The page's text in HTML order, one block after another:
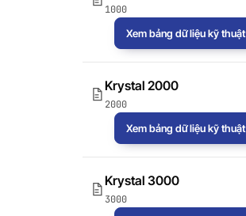
1000
Xem bảng dữ liệu kỹ thuật
Krystal 2000
2000
Xem bảng dữ liệu kỹ thuật
Krystal 3000
3000